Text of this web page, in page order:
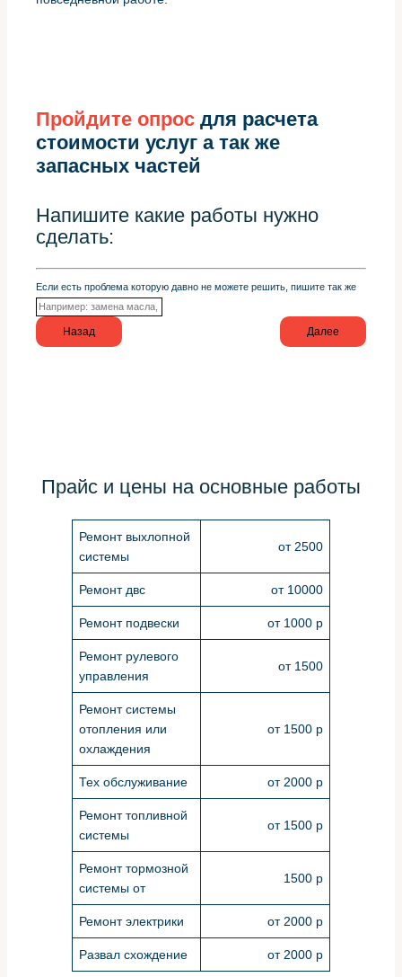
Пройдите опрос для расчета
стоимости услуг а так же
запасных частей
Напишите какие работы нужно
сделать:
Если есть проблема которую давно не можете решить, пишите так же
Назад Далее
Прайс и цены на основные работы
Ремонт выхлопной
системы
от 2500
Ремонт двс от 10000
Ремонт подвески от 1000 р
Ремонт рулевого
управления
от 1500
Ремонт системы
отопления или
охлаждения
от 1500 р
Тех обслуживание от 2000 р
Ремонт топливной
системы
от 1500 р
Ремонт тормозной
системы от
1500 р
Ремонт электрики от 2000 р
Развал схождение от 2000 р